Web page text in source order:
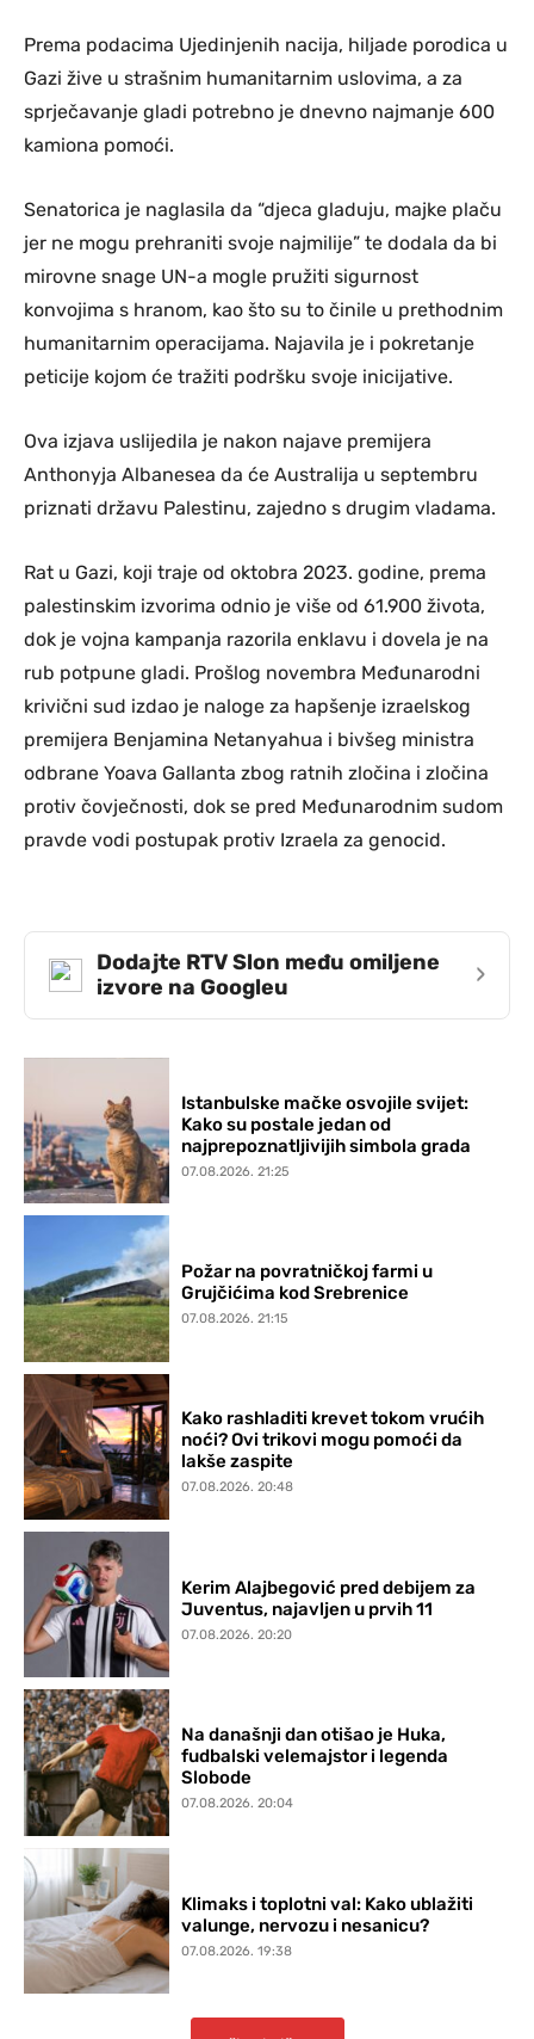
Prema podacima Ujedinjenih nacija, hiljade porodica u
Gazi žive u strašnim humanitarnim uslovima, a za
sprječavanje gladi potrebno je dnevno najmanje 600
kamiona pomoći.
Senatorica je naglasila da “djeca gladuju, majke plaču
jer ne mogu prehraniti svoje najmilije” te dodala da bi
mirovne snage UN-a mogle pružiti sigurnost
konvojima s hranom, kao što su to činile u prethodnim
humanitarnim operacijama. Najavila je i pokretanje
peticije kojom će tražiti podršku svoje inicijative.
Ova izjava uslijedila je nakon najave premijera
Anthonyja Albanesea da će Australija u septembru
priznati državu Palestinu, zajedno s drugim vladama.
Rat u Gazi, koji traje od oktobra 2023. godine, prema
palestinskim izvorima odnio je više od 61.900 života,
dok je vojna kampanja razorila enklavu i dovela je na
rub potpune gladi. Prošlog novembra Međunarodni
krivični sud izdao je naloge za hapšenje izraelskog
premijera Benjamina Netanyahua i bivšeg ministra
odbrane Yoava Gallanta zbog ratnih zločina i zločina
protiv čovječnosti, dok se pred Međunarodnim sudom
pravde vodi postupak protiv Izraela za genocid.
Dodajte RTV Slon među omiljene
izvore na Googleu
›
Istanbulske mačke osvojile svijet:
Kako su postale jedan od
najprepoznatljivijih simbola grada
07.08.2026. 21:25
Požar na povratničkoj farmi u
Grujčićima kod Srebrenice
07.08.2026. 21:15
Kako rashladiti krevet tokom vrućih
noći? Ovi trikovi mogu pomoći da
lakše zaspite
07.08.2026. 20:48
Kerim Alajbegović pred debijem za
Juventus, najavljen u prvih 11
07.08.2026. 20:20
Na današnji dan otišao je Huka,
fudbalski velemajstor i legenda
Slobode
07.08.2026. 20:04
Klimaks i toplotni val: Kako ublažiti
valunge, nervozu i nesanicu?
07.08.2026. 19:38